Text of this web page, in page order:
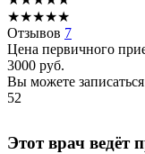
★★★★★
Отзывов 7
Цена первичного
3000 руб.
Вы можете
52
Этот врач ведёт